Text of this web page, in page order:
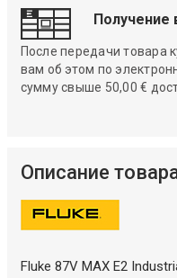
Получение
После передачи товара
вам об этом по
сумму свыше 50,00 €
Описание
Fluke 87V MAX E2